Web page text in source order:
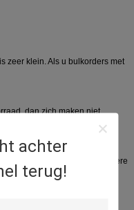
achter
terug!
zeer klein. Als u bulkorders met
dan zich maken niet
afhankelijk van de andere